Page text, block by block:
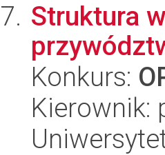
Struktura
Konkurs:
Kierownik: